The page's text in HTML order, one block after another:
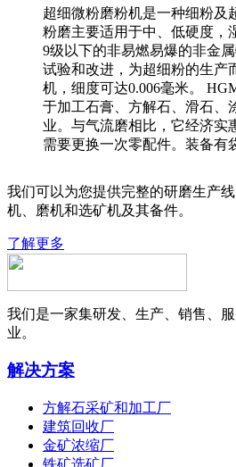
超细微粉磨粉机是一种细粉及
粉磨主要适用于中、低硬度，
9级以下的非易燃易爆的非金
试验和改进，为超细粉的生产
机，细度可达0.006毫米。
于加工石膏、方解石、滑石、
业。与气流磨相比，它经济实
需要更换一次零配件。装备有
我们可以为您提供完整的研磨生产
机、磨机和选矿机及其备件。
了解更多
我们是一家集研发、生产、销售、
业。
解决方案
方解石采矿和加工厂
建筑回收厂
金矿浓缩厂